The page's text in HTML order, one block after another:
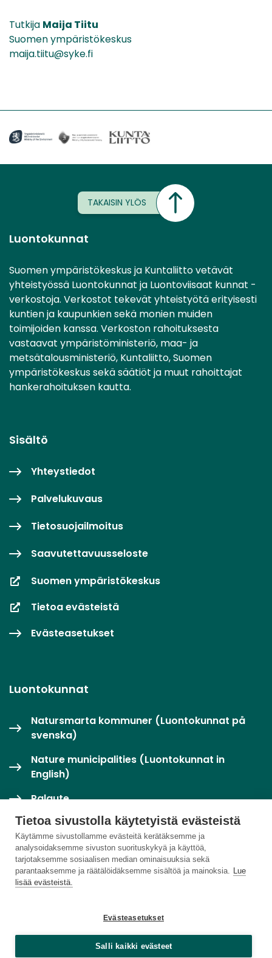
Tietoa sivustolla käytetyistä evästeistä
Käytämme sivustollamme evästeitä kerätäksemme ja
analysoidaksemme sivuston suorituskykyä ja käyttöä,
tarjotaksemme sosiaalisen median ominaisuuksia sekä
parantaaksemme ja räätälöidäksemme sisältöä ja mainoksia. Lue
lisää evästeistä.
Evästeasetukset
Salli kaikki evästeet
Tutkija Maija Tiitu
Suomen ympäristökeskus
maija.tiitu@syke.fi
TAKAISIN YLÖS
Luontokunnat
Suomen ympäristökeskus ja Kuntaliitto vetävät
yhteistyössä Luontokunnat ja Luontoviisaat kunnat -
verkostoja. Verkostot tekevät yhteistyötä erityisesti
kuntien ja kaupunkien sekä monien muiden
toimijoiden kanssa. Verkoston rahoituksesta
vastaavat ympäristöministeriö, maa- ja
metsätalousministeriö, Kuntaliitto, Suomen
ympäristökeskus sekä säätiöt ja muut rahoittajat
hankerahoituksen kautta.
Sisältö
Yhteystiedot
Palvelukuvaus
Tietosuojailmoitus
Saavutettavuusseloste
Suomen ympäristökeskus
Tietoa evästeistä
Evästeasetukset
Luontokunnat
Natursmarta kommuner (Luontokunnat på
svenska)
Nature municipalities (Luontokunnat in
English)
Palaute
Twitter / X
Luontoloikka-palvelu